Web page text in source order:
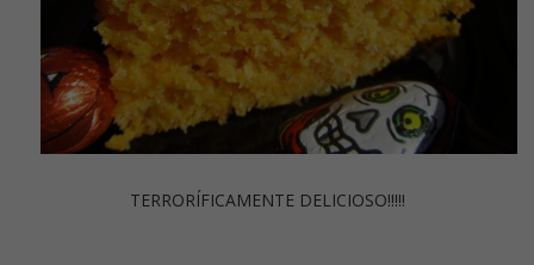
TERRORÍFICAMENTE DELICIOSO!!!!!